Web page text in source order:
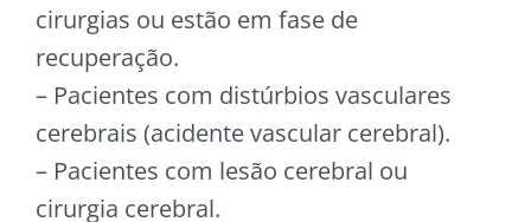
cirurgias ou estão em fase de
recuperação.
– Pacientes com distúrbios vasculares
cerebrais (acidente vascular cerebral).
– Pacientes com lesão cerebral ou
cirurgia cerebral.